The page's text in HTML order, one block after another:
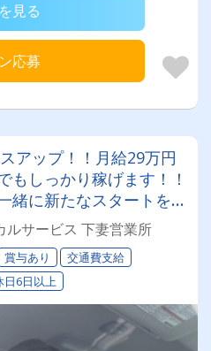
見る
応募
アップ！！月給29万円
しっかり稼げます！！
緒に新たなスタートを切
り給料のベースアップ
に！！有給休暇あり】
ルサービス 下妻営業所
賞与あり
交通費支給
日6日以上